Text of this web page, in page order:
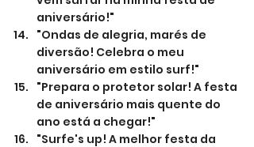
aniversário!"
"Ondas de alegria, marés de
diversão! Celebra o meu
aniversário em estilo surf!"
"Prepara o protetor solar! A festa
de aniversário mais quente do
ano está a chegar!"
"Surfe's up! A melhor festa da